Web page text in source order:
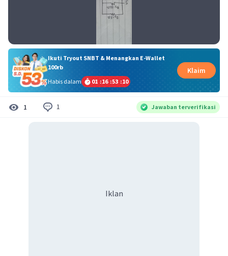
Ikuti Tryout SNBT & Menangkan E-Wallet
100rb
Habis dalam
01 :16 :53 :10
Klaim
1 1 Jawaban terverifikasi
Iklan